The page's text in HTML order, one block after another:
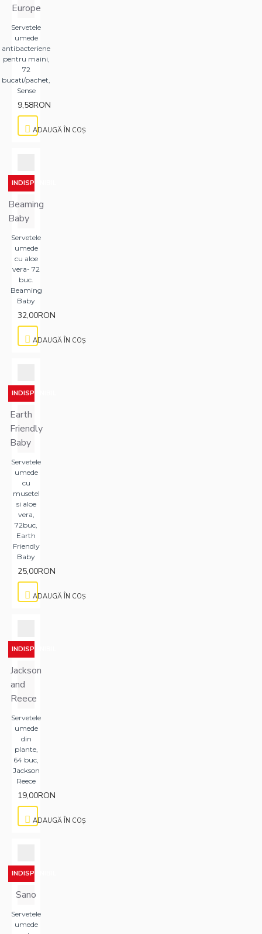
Europe
Servetele
umede
antibacteriene
pentru maini,
72
bucati/pachet,
Sense
9,58RON
ADAUGĂ ÎN COŞ
INDISPONIBIL
Beaming
Baby
Servetele
umede
cu aloe
vera- 72
buc.
Beaming
Baby
32,00RON
ADAUGĂ ÎN COŞ
INDISPONIBIL
Earth
Friendly
Baby
Servetele
umede
cu
musetel
si aloe
vera,
72buc,
Earth
Friendly
Baby
25,00RON
ADAUGĂ ÎN COŞ
INDISPONIBIL
Jackson
and
Reece
Servetele
umede
din
plante,
64 buc,
Jackson
Reece
19,00RON
ADAUGĂ ÎN COŞ
INDISPONIBIL
Sano
Servetele
umede